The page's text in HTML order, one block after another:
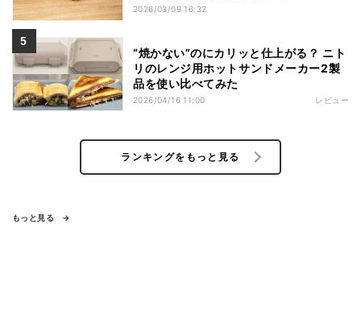
2026/03/09 16:32
“焼かない”のにカリッと仕上がる？ ニト
リのレンジ用ホットサンドメーカー2製
品を使い比べてみた
2026/04/16 11:00 レビュー
ランキングをもっと見る
もっと見る